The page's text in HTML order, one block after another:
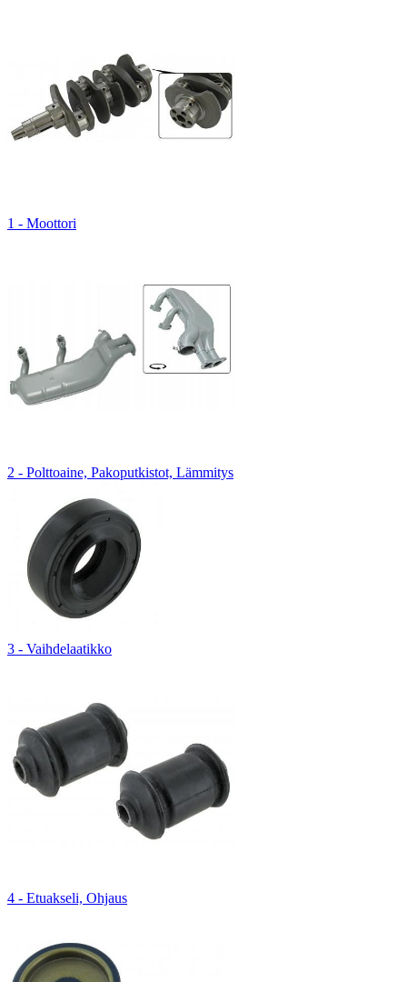
1 - Moottori
2 - Polttoaine, Pakoputkistot, Lämmitys
3 - Vaihdelaatikko
4 - Etuakseli, Ohjaus